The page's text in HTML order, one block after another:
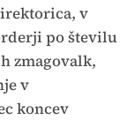
v
po številu
zmagovalk,
v
koncev